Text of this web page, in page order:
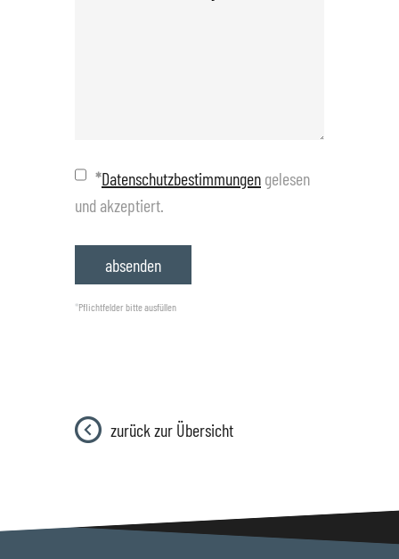
*Datenschutzbestimmungen gelesen
und akzeptiert.
*Pflichtfelder bitte ausfüllen
zurück zur Übersicht